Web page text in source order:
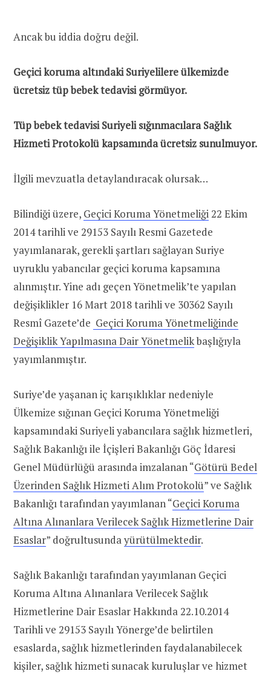
Ancak bu iddia doğru değil.
Geçici koruma altındaki Suriyelilere ülkemizde
ücretsiz tüp bebek tedavisi görmüyor.
Tüp bebek tedavisi Suriyeli sığınmacılara Sağlık
Hizmeti Protokolü kapsamında ücretsiz sunulmuyor.
İlgili mevzuatla detaylandıracak olursak…
Bilindiği üzere, Geçici Koruma Yönetmeliği 22 Ekim
2014 tarihli ve 29153 Sayılı Resmi Gazetede
yayımlanarak, gerekli şartları sağlayan Suriye
uyruklu yabancılar geçici koruma kapsamına
alınmıştır. Yine adı geçen Yönetmelik’te yapılan
değişiklikler 16 Mart 2018 tarihli ve 30362 Sayılı
Resmî Gazete’de Geçici Koruma Yönetmeliğinde
Değişiklik Yapılmasına Dair Yönetmelikbaşlığıyla
yayımlanmıştır.
Suriye’de yaşanan iç karışıklıklar nedeniyle
Ülkemize sığınan Geçici Koruma Yönetmeliği
kapsamındaki Suriyeli yabancılara sağlık hizmetleri,
Sağlık Bakanlığı ile İçişleri Bakanlığı Göç İdaresi
Genel Müdürlüğü arasında imzalanan “Götürü Bedel
Üzerinden Sağlık Hizmeti Alım Protokolü” ve Sağlık
Bakanlığı tarafından yayımlanan “Geçici Koruma
Altına Alınanlara Verilecek Sağlık Hizmetlerine Dair
Esaslar” doğrultusundayürütülmektedir.
Sağlık Bakanlığı tarafından yayımlanan Geçici
Koruma Altına Alınanlara Verilecek Sağlık
Hizmetlerine Dair Esaslar Hakkında 22.10.2014
Tarihli ve 29153 Sayılı Yönerge’de belirtilen
esaslarda, sağlık hizmetlerinden faydalanabilecek
kişiler, sağlık hizmeti sunacak kuruluşlar ve hizmet